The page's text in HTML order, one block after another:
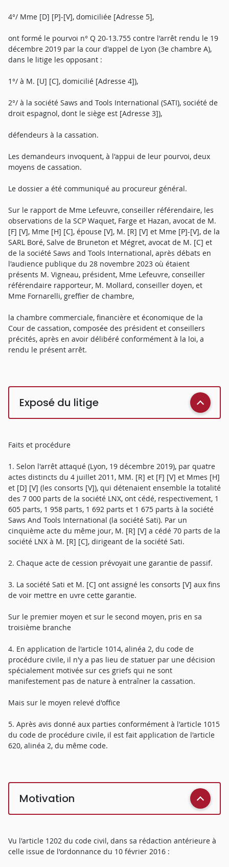
4°/ Mme [D] [P]-[V], domiciliée [Adresse 5],
ont formé le pourvoi n° Q 20-13.755 contre l'arrêt rendu le 19
décembre 2019 par la cour d'appel de Lyon (3e chambre A),
dans le litige les opposant :
1°/ à M. [U] [C], domicilié [Adresse 4]),
2°/ à la société Saws and Tools International (SATI), société de
droit espagnol, dont le siège est [Adresse 3]),
défendeurs à la cassation.
Les demandeurs invoquent, à l'appui de leur pourvoi, deux
moyens de cassation.
Le dossier a été communiqué au procureur général.
Sur le rapport de Mme Lefeuvre, conseiller référendaire, les
observations de la SCP Waquet, Farge et Hazan, avocat de M.
[F] [V], Mme [H] [C], épouse [V], M. [R] [V] et Mme [P]-[V], de la
SARL Boré, Salve de Bruneton et Mégret, avocat de M. [C] et
de la société Saws and Tools International, après débats en
l'audience publique du 28 novembre 2023 où étaient
présents M. Vigneau, président, Mme Lefeuvre, conseiller
référendaire rapporteur, M. Mollard, conseiller doyen, et
Mme Fornarelli, greffier de chambre,
la chambre commerciale, financière et économique de la
Cour de cassation, composée des président et conseillers
précités, après en avoir délibéré conformément à la loi, a
rendu le présent arrêt.
Exposé du litige
Faits et procédure
1. Selon l'arrêt attaqué (Lyon, 19 décembre 2019), par quatre
actes distincts du 4 juillet 2011, MM. [R] et [F] [V] et Mmes [H]
et [D] [V] (les consorts [V]), qui détenaient ensemble la totalité
des 7 000 parts de la société LNX, ont cédé, respectivement, 1
605 parts, 1 958 parts, 1 692 parts et 1 675 parts à la société
Saws And Tools International (la société Sati). Par un
cinquième acte du même jour, M. [R] [V] a cédé 70 parts de la
société LNX à M. [R] [C], dirigeant de la société Sati.
2. Chaque acte de cession prévoyait une garantie de passif.
3. La société Sati et M. [C] ont assigné les consorts [V] aux fins
de voir mettre en uvre cette garantie.
Sur le premier moyen et sur le second moyen, pris en sa
troisième branche
4. En application de l'article 1014, alinéa 2, du code de
procédure civile, il n'y a pas lieu de statuer par une décision
spécialement motivée sur ces griefs qui ne sont
manifestement pas de nature à entraîner la cassation.
Mais sur le moyen relevé d'office
5. Après avis donné aux parties conformément à l'article 1015
du code de procédure civile, il est fait application de l'article
620, alinéa 2, du même code.
Motivation
Vu l'article 1202 du code civil, dans sa rédaction antérieure à
celle issue de l'ordonnance du 10 février 2016 :